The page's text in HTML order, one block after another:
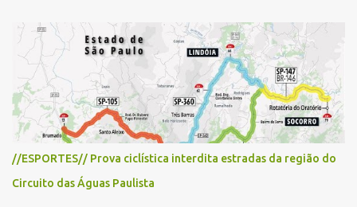
i
o
s
//ESPORTES// Prova ciclística interdita estradas da região do
Circuito das Águas Paulista